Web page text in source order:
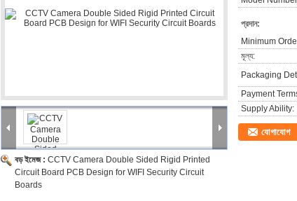
বড় ইমেজ : CCTV Camera Double Sided Rigid Printed
Circuit Board PCB Design for WIFI Security Circuit
Boards
প্রদান:
Minimum
মূল্য:
Packaging
Payment
Supply Ability:
যোগাযোগ